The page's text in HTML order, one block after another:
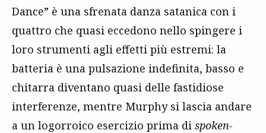
Dance” è una sfrenata danza satanica con i
quattro che quasi eccedono nello spingere i
loro strumenti agli effetti più estremi: la
batteria è una pulsazione indefinita, basso e
chitarra diventano quasi delle fastidiose
interferenze, mentre Murphy si lascia andare
a un logorroico esercizio prima di spoken-